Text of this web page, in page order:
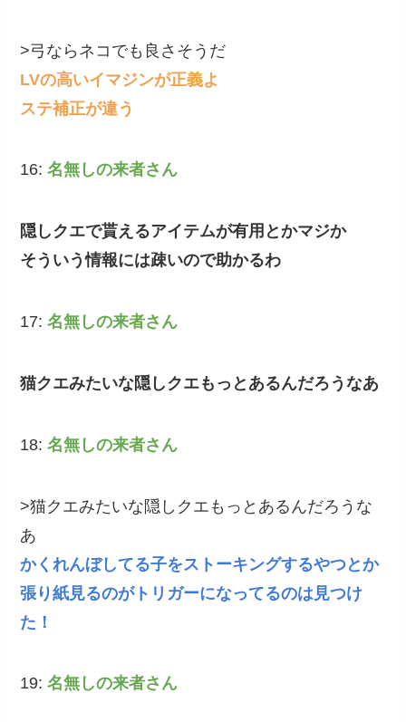
>弓ならネコでも良さそうだ
LVの高いイマジンが正義よ
ステ補正が違う
16:名無しの来者さん
隠しクエで貰えるアイテムが有用とかマジか
そういう情報には疎いので助かるわ
17:名無しの来者さん
猫クエみたいな隠しクエもっとあるんだろうなあ
18:名無しの来者さん
>猫クエみたいな隠しクエもっとあるんだろうな
あ
かくれんぼしてる子をストーキングするやつとか
張り紙見るのがトリガーになってるのは見つけ
た！
19:名無しの来者さん